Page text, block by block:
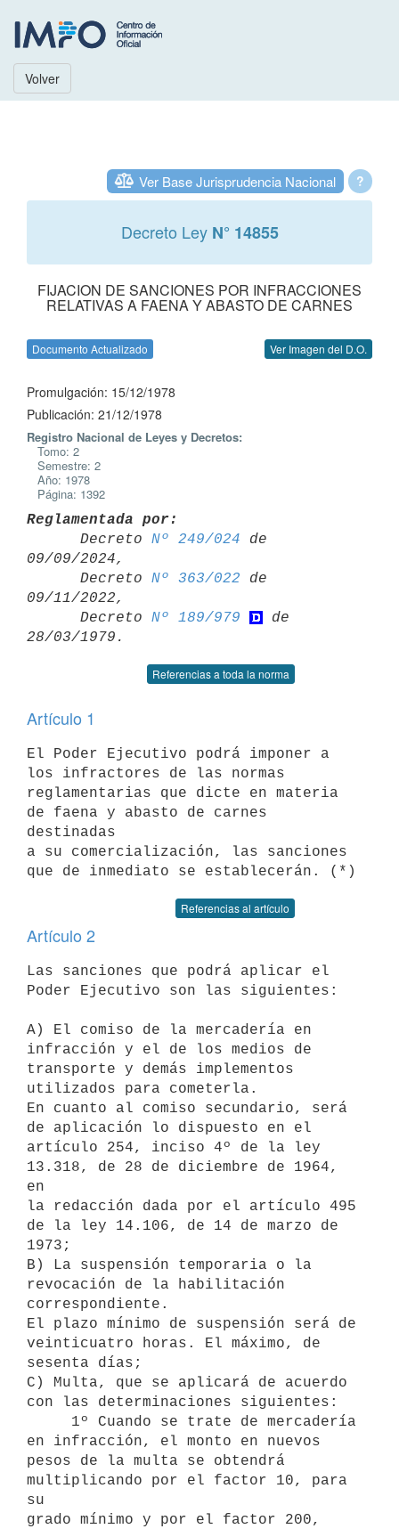
Volver
?
Ver Base Jurisprudencia Nacional
Decreto Ley N° 14855
FIJACION DE SANCIONES POR INFRACCIONES
RELATIVAS A FAENA Y ABASTO DE CARNES
Documento Actualizado Ver Imagen del D.O.
Promulgación: 15/12/1978
Publicación: 21/12/1978
Registro Nacional de Leyes y Decretos:
Tomo: 2
Semestre: 2
Año: 1978
Página: 1392
Reglamentada por:
Decreto Nº 249/024 de
09/09/2024,
      Decreto
Nº 363/022 de
09/11/2022,
      Decreto
Nº 189/979
de
Referencias a toda la norma
Artículo 1
El Poder Ejecutivo podrá imponer a
los infractores de las normas
reglamentarias que dicte en materia
de faena y abasto de carnes
destinadas
a su comercialización, las sanciones
Referencias al artículo
Artículo 2
Las sanciones que podrá aplicar el
Poder Ejecutivo son las siguientes:
A) El comiso de la mercadería en
infracción y el de los medios de
transporte y demás implementos
utilizados para cometerla.
En cuanto al comiso secundario, será
de aplicación lo dispuesto en el
artículo 254, inciso 4º de la ley
13.318, de 28 de diciembre de 1964,
en
la redacción dada por el artículo 495
de la ley 14.106, de 14 de marzo de
1973;
B) La suspensión temporaria o la
revocación de la habilitación
correspondiente.
El plazo mínimo de suspensión será de
veinticuatro horas. El máximo, de
sesenta días;
C) Multa, que se aplicará de acuerdo
con las determinaciones siguientes:
en infracción, el monto en nuevos
pesos de la multa se obtendrá
multiplicando por el factor 10, para
su
grado mínimo y por el factor 200,